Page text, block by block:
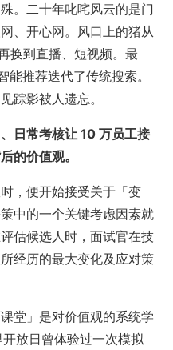
。二十年叱咤风云的是门
、开心网。风口上的猪从
换到直播、短视频。最
推荐迭代了传统搜索。
踪影被人遗忘。
日常考核让 10 万员工接
的价值观。
，便开始接受关于「变
中的一个关键考虑因素就
估候选人时，面试官在技
经历的最大变化及应对策
堂」是对价值观的系统学
放日曾体验过一次模拟